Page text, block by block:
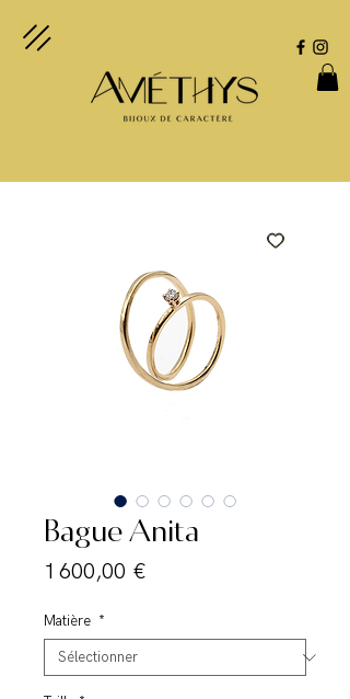
Bague Anita
1 600,00 €
Matière *